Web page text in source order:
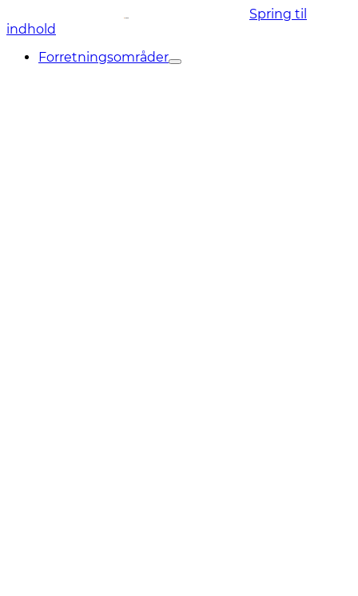
Spring til
indhold
Forretningsområder